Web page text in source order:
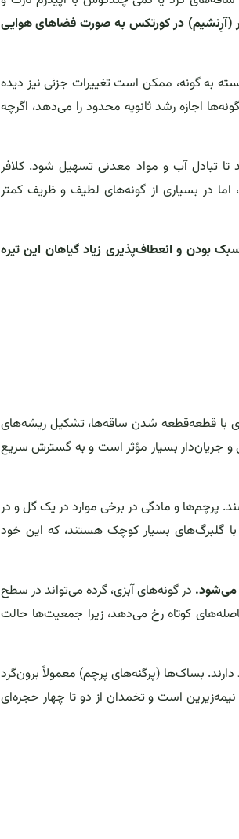
(آرِنشیم) در کورتکس به صورت فضاهای هوایی
به گونه، ممکن است تغییرات جزئی نیز دیده
اجازه رشد ثانویه محدود را می‌دهد، اگرچه
تا تبادل آب و مواد معدنی تسهیل شود. کلافر
در بسیاری از گونه‌های لطیف و ظریف کمتر
بودن و انعطاف‌پذیری زیاد گیاهان این تیره
با قطعه‌قطعه شدن ساقه‌ها، تشکیل ریشه‌های
و جریان‌دار بسیار مؤثر است و به گسترش سریع
پرچم‌ها و مادگی در برخی موارد در یک گل و در
گلبرگ‌های بسیار کوچک هستند، که این خود
می‌شود. در گونه‌های آبزی، گرده می‌تواند در سطح
کوتاه رخ می‌دهد، زیرا جمعیت‌ها حالت
بساک‌ها (پرگنه‌های پرچم) معمولاً برون‌گرد
است و تخمدان از دو تا چهار حجره‌ای